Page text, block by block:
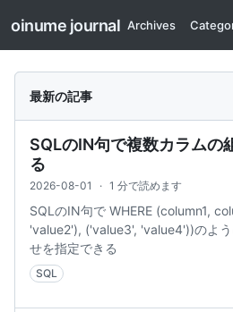
oinume journal Archives
最新の記事
SQLのIN句で複数カラムの
る
2026-08-01 · 1 分で読めます
SQLのIN句で WHERE (column1,
'value2'), ('value3', 'value4'))のよ
せを指定できる
SQL